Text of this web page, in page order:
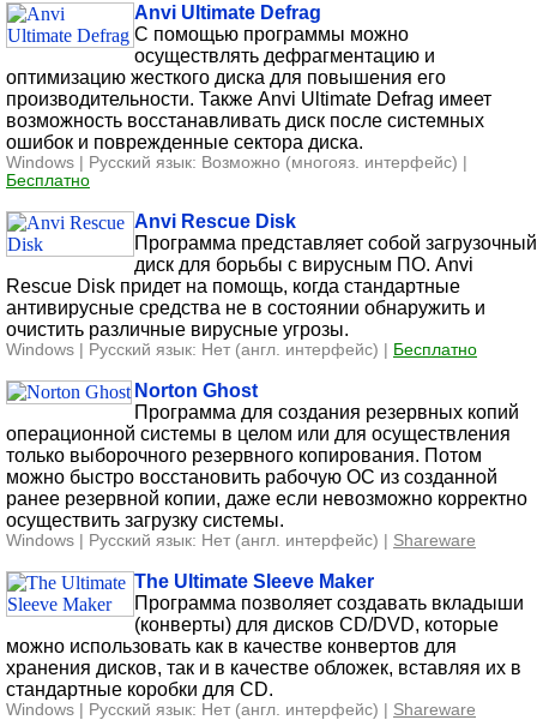
Anvi Ultimate Defrag
С помощью программы можно
осуществлять дефрагментацию и
оптимизацию жесткого диска для повышения его
производительности. Также Anvi Ultimate Defrag имеет
возможность восстанавливать диск после системных
ошибок и поврежденные сектора диска.
Windows | Русский язык: Возможно (многояз. интерфейс) |
Бесплатно
Anvi Rescue Disk
Программа представляет собой загрузочный
диск для борьбы с вирусным ПО. Anvi
Rescue Disk придет на помощь, когда стандартные
антивирусные средства не в состоянии обнаружить и
очистить различные вирусные угрозы.
Windows | Русский язык: Нет (англ. интерфейс) | Бесплатно
Norton Ghost
Программа для создания резервных копий
операционной системы в целом или для осуществления
только выборочного резервного копирования. Потом
можно быстро восстановить рабочую ОС из созданной
ранее резервной копии, даже если невозможно корректно
осуществить загрузку системы.
Windows | Русский язык: Нет (англ. интерфейс) | Shareware
The Ultimate Sleeve Maker
Программа позволяет создавать вкладыши
(конверты) для дисков CD/DVD, которые
можно использовать как в качестве конвертов для
хранения дисков, так и в качестве обложек, вставляя их в
стандартные коробки для CD.
Windows | Русский язык: Нет (англ. интерфейс) | Shareware